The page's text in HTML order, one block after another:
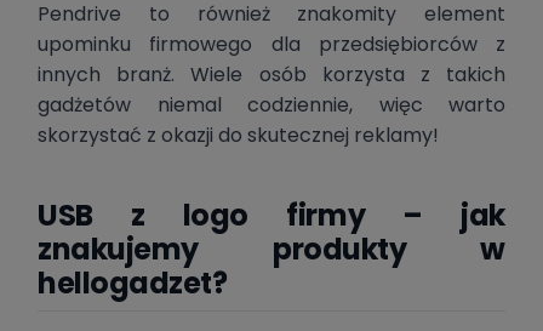
Pendrive to również znakomity element
upominku firmowego dla przedsiębiorców z
innych branż. Wiele osób korzysta z takich
gadżetów niemal codziennie, więc warto
skorzystać z okazji do skutecznej reklamy!
USB z logo firmy – jak
znakujemy produkty w
hellogadzet?